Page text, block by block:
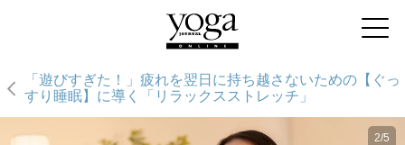
「遊びすぎた！」疲れを翌日に持ち越さないための【ぐっ
すり睡眠】に導く「リラックスストレッチ」
2/5